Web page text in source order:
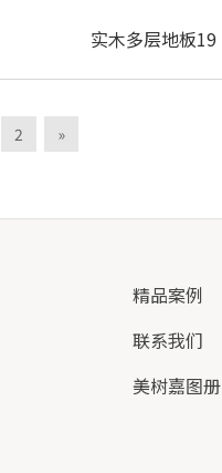
实木多层地板19
2 »
精品案例
联系我们
美树嘉图册